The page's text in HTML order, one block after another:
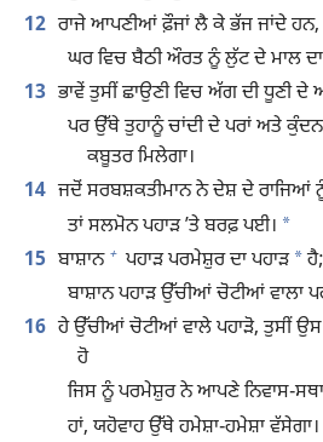
12 ਰਾਜੇ ਆਪਣੀਆਂ ਫ਼ੌਜਾਂ ਲੈ ਕੇ ਭੱਜ ਜਾਂਦੇ ਹਨ,
ਘਰ ਵਿਚ ਬੈਠੀ ਔਰਤ ਨੂੰ ਲੁੱਟ ਦੇ ਮਾਲ ਦਾ
13 ਭਾਵੇਂ ਤੁਸੀਂ ਛਾਉਣੀ ਵਿਚ ਅੱਗ ਦੀ ਧੂਣੀ
ਪਰ ਉੱਥੇ ਤੁਹਾਨੂੰ ਚਾਂਦੀ ਦੇ ਪਰਾਂ ਅਤੇ ਕੁੰਦਨ
ਕਬੂਤਰ ਮਿਲੇਗਾ।
14 ਜਦੋਂ ਸਰਬਸ਼ਕਤੀਮਾਨ ਨੇ ਦੇਸ਼ ਦੇ ਰਾਜਿਆਂ ਨੂੰ
ਤਾਂ ਸਲਮੋਨ ਪਹਾੜ ʼਤੇ ਬਰਫ਼ ਪਈ। *
15 ਬਾਸ਼ਾਨ + ਪਹਾੜ ਪਰਮੇਸ਼ੁਰ ਦਾ ਪਹਾੜ *ਹੈ;
ਬਾਸ਼ਾਨ ਪਹਾੜ ਉੱਚੀਆਂ ਚੋਟੀਆਂ ਵਾਲਾ
16 ਹੇ ਉੱਚੀਆਂ ਚੋਟੀਆਂ ਵਾਲੇ ਪਹਾੜੋ, ਤੁਸੀਂ
ਹੋ
ਜਿਸ ਨੂੰ ਪਰਮੇਸ਼ੁਰ ਨੇ ਆਪਣੇ ਨਿਵਾਸ-
ਹਾਂ, ਯਹੋਵਾਹ ਉੱਥੇ ਹਮੇਸ਼ਾ-ਹਮੇਸ਼ਾ ਵੱਸੇਗਾ।